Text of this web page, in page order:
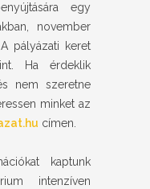
egy
november
pályázati keret
Ha érdeklik
nem szeretne
minket az
címen.
kaptunk
intenzíven